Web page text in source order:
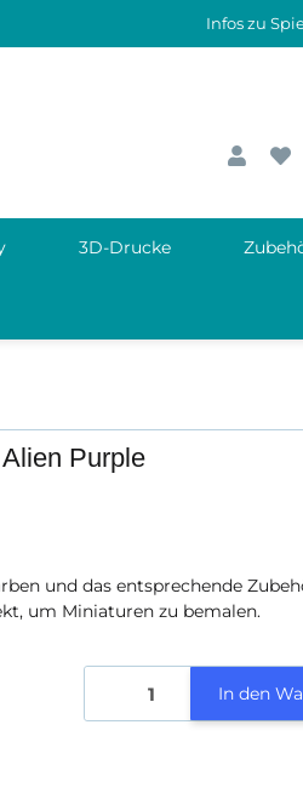
Infos zu
3D-Drucke
Purple
und das entsprechende
um Miniaturen zu bemalen.
In den